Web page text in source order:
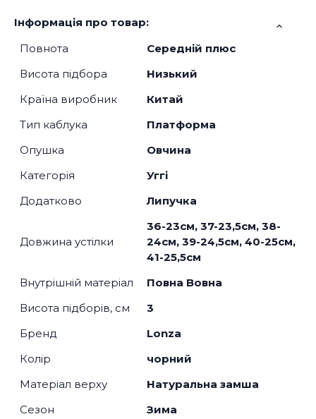
Інформація про товар:
Повнота
Середній плюс
Висота підбора
Низький
Країна виробник
Китай
Тип каблука
Платформа
Опушка
Овчина
Категорія
Уггі
Додатково
Липучка
Довжина устілки
36-23см, 37-23,5см, 38-
24см, 39-24,5см, 40-25см,
41-25,5см
Внутрішній матеріал
Повна Вовна
Висота підборів, см
3
Бренд
Lonza
Колір
чорний
Матеріал верху
Натуральна замша
Сезон
Зима